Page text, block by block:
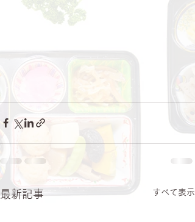
最新記事 すべて表示